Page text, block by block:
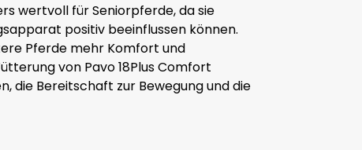
wertvoll für Seniorpferde, da sie
positiv beeinflussen können.
Pferde mehr Komfort und
von Pavo 18Plus Comfort
die Bereitschaft zur Bewegung und die